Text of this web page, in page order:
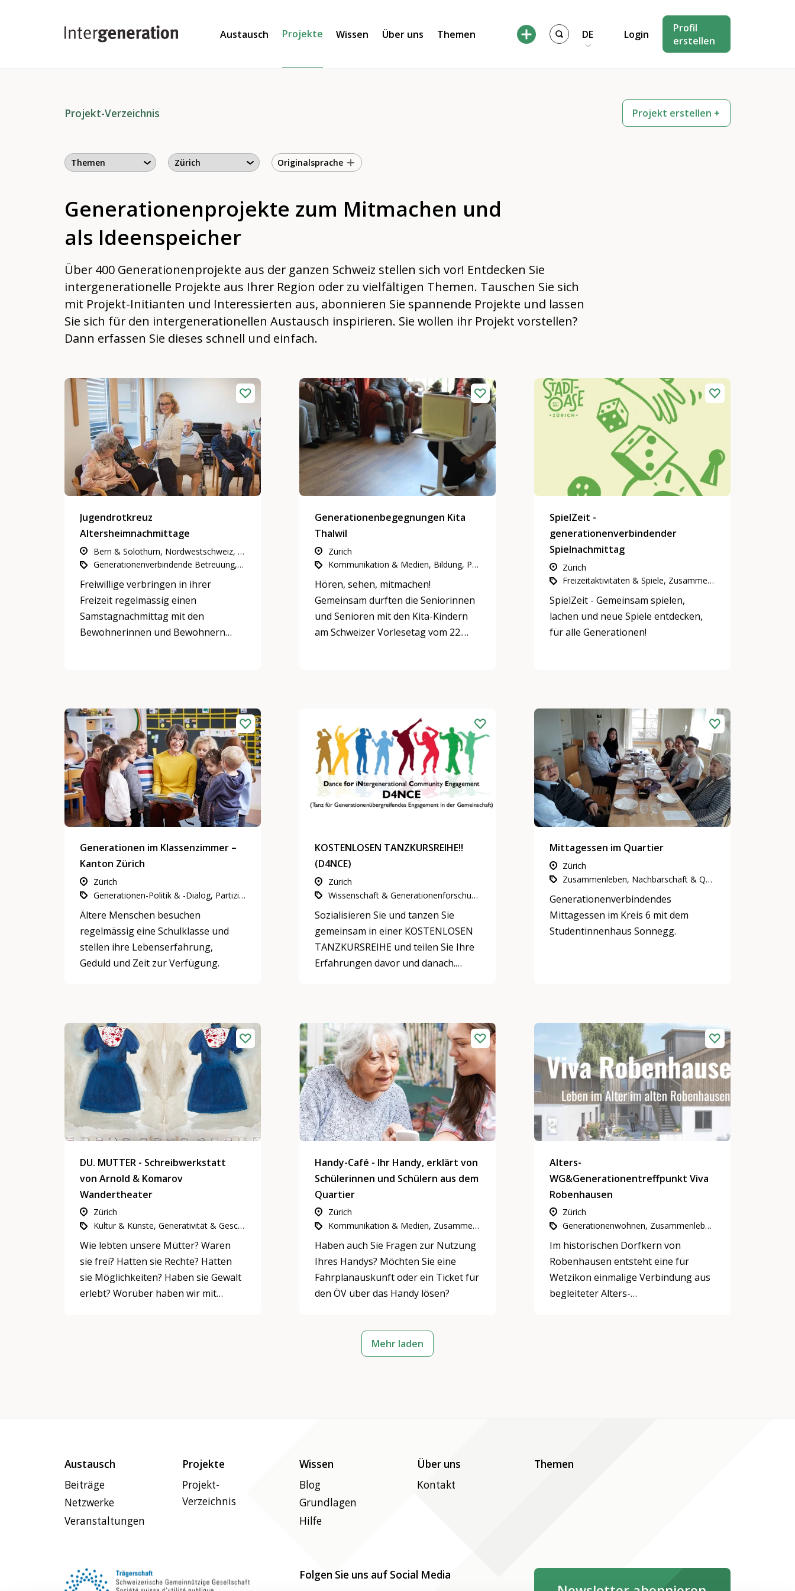
Austausch Projekte Wissen Über uns Themen DE Login
Profil
erstellen
Projekt-Verzeichnis
Originalsprache
Projekt erstellen +
Generationenprojekte zum Mitmachen und
als Ideenspeicher
Über 400 Generationenprojekte aus der ganzen Schweiz stellen sich vor! Entdecken Sie
intergenerationelle Projekte aus Ihrer Region oder zu vielfältigen Themen. Tauschen Sie sich
mit Projekt-Initianten und Interessierten aus, abonnieren Sie spannende Projekte und lassen
Sie sich für den intergenerationellen Austausch inspirieren. Sie wollen ihr Projekt vorstellen?
Dann erfassen Sie dieses schnell und einfach.
Jugendrotkreuz
Altersheimnachmittage
Bern & Solothurn, Nordwestschweiz, Zürich
Generationenverbindende Betreuung, Freizeitaktivitäten & Spiele, Gemeinnütziges Engagement
Freiwillige verbringen in ihrer
Freizeit regelmässig einen
Samstagnachmittag mit den
Bewohnerinnen und Bewohnern
Generationenbegegnungen Kita
Thalwil
Zürich
Kommunikation & Medien, Bildung, Partizipation, Integration & Inklusion
Hören, sehen, mitmachen!
Gemeinsam durften die Seniorinnen
und Senioren mit den Kita-Kindern
am Schweizer Vorlesetag vom 22.
SpielZeit -
generationenverbindender
Spielnachmittag
Zürich
Freizeitaktivitäten & Spiele, Zusammenleben, Nachbarschaft & Quartiere
SpielZeit - Gemeinsam spielen,
lachen und neue Spiele entdecken,
für alle Generationen!
Generationen im Klassenzimmer –
Kanton Zürich
Zürich
Generationen-Politik & -Dialog, Partizipation, Integration & Inklusion, Gemeinnütziges Engagement
Ältere Menschen besuchen
regelmässig eine Schulklasse und
stellen ihre Lebenserfahrung,
Geduld und Zeit zur Verfügung.
KOSTENLOSEN TANZKURSREIHE!!
(D4NCE)
Zürich
Wissenschaft & Generationenforschung, Gesundheit, Sport & Bewegung
Sozialisieren Sie und tanzen Sie
gemeinsam in einer KOSTENLOSEN
TANZKURSREIHE und teilen Sie Ihre
Erfahrungen davor und danach.
zwischen 18 und 35 Jahren.
Wir untersuchen, wie sich das
Wohlbefinden verändert und wie sich
soziale Beziehungen entwickeln
über eine Reihe von Tanzkursen
«D4NCE». Um dieser Frage
nachzugehen, werden die D4NCE-
oder altersgleich sein.
Mittagessen im Quartier
Zürich
Zusammenleben, Nachbarschaft & Quartiere, Partizipation, Integration & Inklusion, Gemeinnütziges Engagement
Generationenverbindendes
Mittagessen im Kreis 6 mit dem
Studentinnenhaus Sonnegg.
DU. MUTTER - Schreibwerkstatt
von Arnold & Komarov
Wandertheater
Zürich
Kultur & Künste, Generativität & Geschichte, Partizipation, Integration & Inklusion
Wie lebten unsere Mütter? Waren
sie frei? Hatten sie Rechte? Hatten
sie Möglichkeiten? Haben sie Gewalt
erlebt? Worüber haben wir mit
Mutters Denken und Handeln
verstehen. Vielleicht können wir
unser eigenes Denken und Handeln
besser verstehen. Vielleicht können
verstehen wir, was wir ändern
wollen, damit alle Frauen ein freies
Handy-Café - Ihr Handy, erklärt von
Schülerinnen und Schülern aus dem
Quartier
Zürich
Kommunikation & Medien, Zusammenleben, Nachbarschaft & Quartiere, Mentoring
Haben auch Sie Fragen zur Nutzung
Ihres Handys? Möchten Sie eine
Fahrplanauskunft oder ein Ticket für
den ÖV über das Handy lösen?
Alters-
WG&Generationentreffpunkt Viva
Robenhausen
Zürich
Generationenwohnen, Zusammenleben, Nachbarschaft & Quartiere, Gemeinnütziges Engagement
Im historischen Dorfkern von
Robenhausen entsteht eine für
Wetzikon einmalige Verbindung aus
begleiteter Alters-
Mehr laden
Austausch
Beiträge
Netzwerke
Veranstaltungen
Projekte
Projekt-
Verzeichnis
Wissen
Blog
Grundlagen
Hilfe
Über uns
Kontakt
Themen
Folgen Sie uns auf Social Media